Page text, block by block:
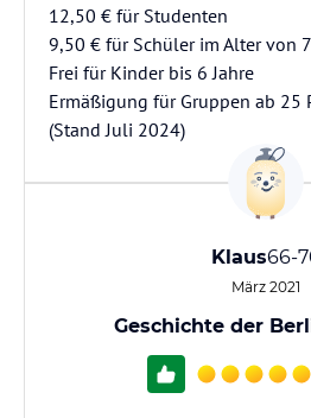
12,50 € für Studenten
9,50 € für Schüler im Alter von
Frei für Kinder bis 6 Jahre
Ermäßigung für Gruppen ab 25
(Stand Juli 2024)
Klaus66-
März 2021
Geschichte der